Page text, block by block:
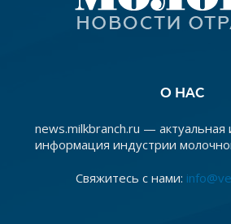
О НАС
news.milkbranch.ru — актуальная
информация индустрии
Свяжитесь с нами: